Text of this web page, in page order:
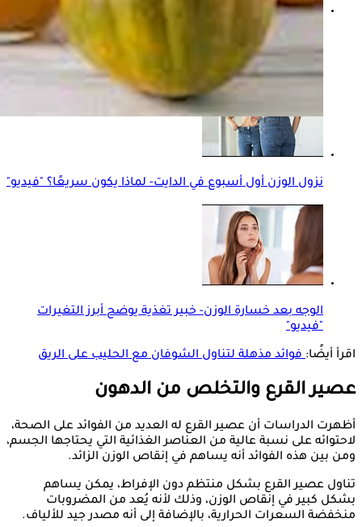
السعرات الحرارية في الآيس كوفي- نصائح لتناوله دون زيادة
الوزن
نزول الوزن أول أسبوع في الدايت- لماذا يكون سريعًا؟ "فيديو"
الوجه بعد خسارة الوزن- خبير تغذية يوضح أبرز التغيرات
"فيديو"
اقرأ أيضًا:فوائد مذهلة لتناول الشوفان مع الحليب على الريق
عصير القرع والتخلص من الدهون
أظهرت الدراسات أن عصير القرع له العديد من الفوائد على الصحة،
لاحتوائه على نسبة عالية من العناصر الغذائية التي يحتاجها الجسم،
ومن بين هذه الفوائد أنه يساهم في إنقاص الوزن الزائد.
تناول عصير القرع بشكل منتظم دون الإفراط، يمكن يساهم
بشكل كبير في إنقاص الوزن، وذلك لأنه يُعد من المضروبات
منخفضة السعرات الحرارية، بالإضافة إلى أنه مصدر جيد للألياف.